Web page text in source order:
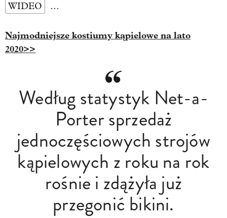
WIDEO …
Najmodniejsze kostiumy kąpielowe na lato
2020>>
Według statystyk Net-a-
Porter sprzedaż
jednoczęściowych strojów
kąpielowych z roku na rok
rośnie i zdążyła już
przegonić bikini.